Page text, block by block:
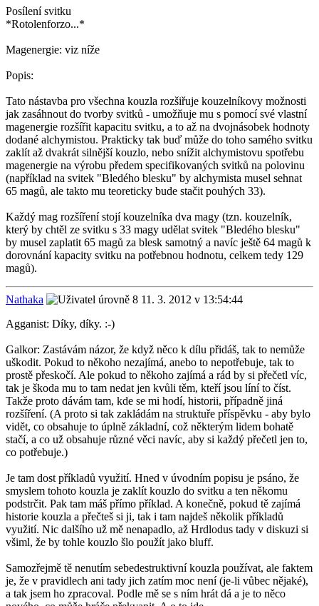
Posílení svitku
*Rotolenforzo...*
Magenergie: viz níže
Popis:
Tato nástavba pro všechna kouzla rozšiřuje kouzelníkovy možnosti
jak zasáhnout do tvorby svitků - umožňuje mu s pomocí své vlastní
magenergie rozšířit kapacitu svitku, a to až na dvojnásobek hodnoty
dodané alchymistou. Prakticky tak buď může do toho samého svitku
zaklít až dvakrát silnější kouzlo, nebo snížit alchymistovu spotřebu
magenergie na výrobu předem specifikovaných svitků na polovinu
(například na svitek "Bledého blesku" by alchymista musel sehnat
65 magů, ale takto mu teoreticky bude stačit pouhých 33).
Každý mag rozšíření stojí kouzelníka dva magy (tzn. kouzelník,
který by chtěl ze svitku s 33 magy udělat svitek "Bledého blesku"
by musel zaplatit 65 magů za blesk samotný a navíc ještě 64 magů k
dorovnání kapacity svitku na potřebnou hodnotu, celkem tedy 129
magů).
Nathaka
11. 3. 2012 v 13:54:44
Agganist: Díky, díky. :-)
Galkor: Zastávám názor, že když něco k dílu přidáš, tak to nemůže
uškodit. Pokud to někoho nezajímá, anebo to nepotřebuje, tak to
prostě přeskočí. Ale pokud to někoho zajímá a rád by si přečetl víc,
tak je škoda mu to tam nedat jen kvůli těm, kteří jsou líní to číst.
Takže proto dávám tam, kde se mi hodí, historii, případně jiná
rozšíření. (A proto si tak zakládám na struktuře příspěvku - aby bylo
vidět, co obsahuje to úplně základní, což některým lidem bohatě
stačí, a co už obsahuje různé věci navíc, aby si každý přečetl jen to,
co potřebuje.)
Je tam dost příkladů využití. Hned v úvodním popisu je psáno, že
smyslem tohoto kouzla je zaklít kouzlo do svitku a ten někomu
podstrčit. Pak tam máš přímo příklad. A konečně, pokud tě zajímá
historie kouzla a přečteš si ji, tak i tam najdeš několik příkladů
využití. Nic dalšího už mě nenapadlo, až Hrdlodus tady v diskuzi si
všiml, že by tohle kouzlo šlo použít jako bluff.
Samozřejmě tě nenutím sebedestruktivní kouzla používat, ale faktem
je, že v pravidlech ani tady jich zatím moc není (je-li vůbec nějaké),
a tak jsem ho zpracoval. Podle mě se s ním hrát dá a je to něco